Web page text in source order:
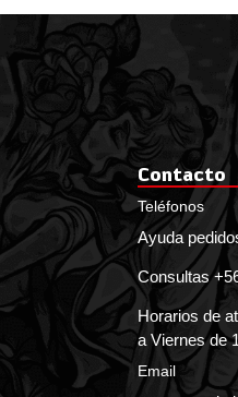
Contacto
Teléfonos
Ayuda
Consultas
Horarios de
a Viernes de
Email